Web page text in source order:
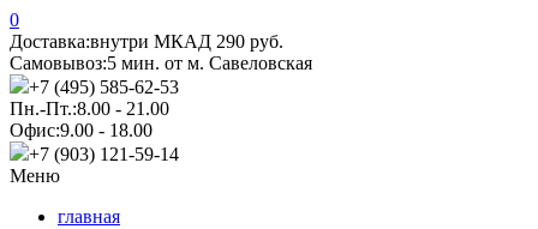
0
Доставка:внутри МКАД 290 руб.
Самовывоз:5 мин. от м. Савеловская
+7 (495) 585-62-53
Пн.-Пт.:8.00 - 21.00
Офис:9.00 - 18.00
+7 (903) 121-59-14
Меню
главная